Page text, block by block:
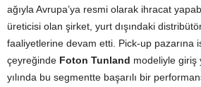
ağıyla Avrupa’ya resmi olarak ihracat
üreticisi olan şirket, yurt dışındaki
faaliyetlerine devam etti. Pick-up pazarına
çeyreğinde Foton Tunland modeliyle giriş
yılında bu segmentte başarılı bir